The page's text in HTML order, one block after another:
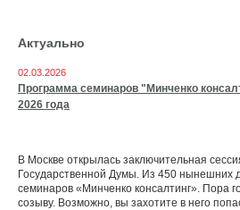
Актуально
02.03.2026
Программа семинаров "Минченко
2026 года
В Москве открылась заключительная
Государственной Думы. Из 450 нынешних
семинаров «Минченко консалтинг». Пора
созыву. Возможно, вы захотите в него